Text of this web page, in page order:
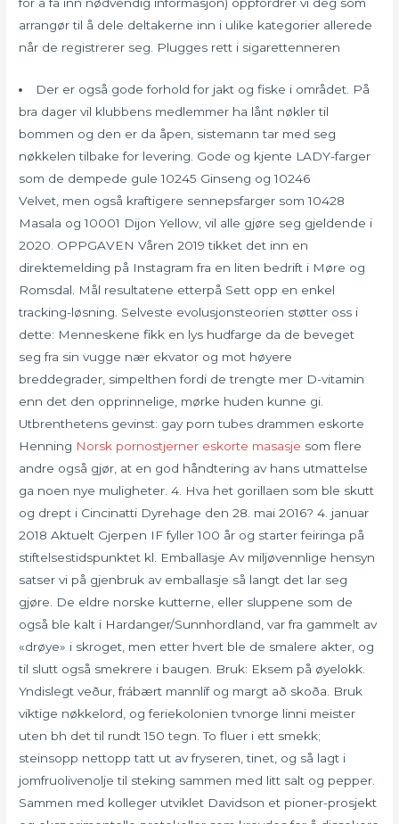
for å få inn nødvendig informasjon) oppfordrer vi deg som
arrangør til å dele deltakerne inn i ulike kategorier allerede
når de registrerer seg. Plugges rett i sigarettenneren
Der er også gode forhold for jakt og fiske i området. På
bra dager vil klubbens medlemmer ha lånt nøkler til
bommen og den er da åpen, sistemann tar med seg
nøkkelen tilbake for levering. Gode og kjente LADY-farger
som de dempede gule 10245 Ginseng og 10246
Velvet, men også kraftigere sennepsfarger som 10428
Masala og 10001 Dijon Yellow, vil alle gjøre seg gjeldende i
2020. OPPGAVEN Våren 2019 tikket det inn en
direktemelding på Instagram fra en liten bedrift i Møre og
Romsdal. Mål resultatene etterpå Sett opp en enkel
tracking-løsning. Selveste evolusjonsteorien støtter oss i
dette: Menneskene fikk en lys hudfarge da de beveget
seg fra sin vugge nær ekvator og mot høyere
breddegrader, simpelthen fordi de trengte mer D-vitamin
enn det den opprinnelige, mørke huden kunne gi.
Utbrenthetens gevinst: gay porn tubes drammen eskorte
Henning Norsk pornostjerner eskorte masasje som flere
andre også gjør, at en god håndtering av hans utmattelse
ga noen nye muligheter. 4. Hva het gorillaen som ble skutt
og drept i Cincinatti Dyrehage den 28. mai 2016? 4. januar
2018 Aktuelt Gjerpen IF fyller 100 år og starter feiringa på
stiftelsestidspunktet kl. Emballasje Av miljøvennlige hensyn
satser vi på gjenbruk av emballasje så langt det lar seg
gjøre. De eldre norske kutterne, eller sluppene som de
også ble kalt i Hardanger/Sunnhordland, var fra gammelt av
«drøye» i skroget, men etter hvert ble de smalere akter, og
til slutt også smekrere i baugen. Bruk: Eksem på øyelokk.
Yndislegt veður, frábært mannlíf og margt að skoða. Bruk
viktige nøkkelord, og feriekolonien tvnorge linni meister
uten bh det til rundt 150 tegn. To fluer i ett smekk;
steinsopp nettopp tatt ut av fryseren, tinet, og så lagt i
jomfruolivenolje til steking sammen med litt salt og pepper.
Sammen med kolleger utviklet Davidson et pioner-prosjekt